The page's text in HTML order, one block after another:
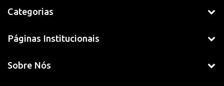
Categorias
Páginas Institucionais
Sobre Nós